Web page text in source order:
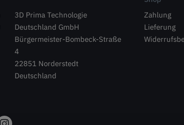
3D Prima Technologie
Deutschland GmbH
Bürgermeister-Bombeck-Straße
4
22851 Norderstedt
Deutschland
Zahlung
Lieferung